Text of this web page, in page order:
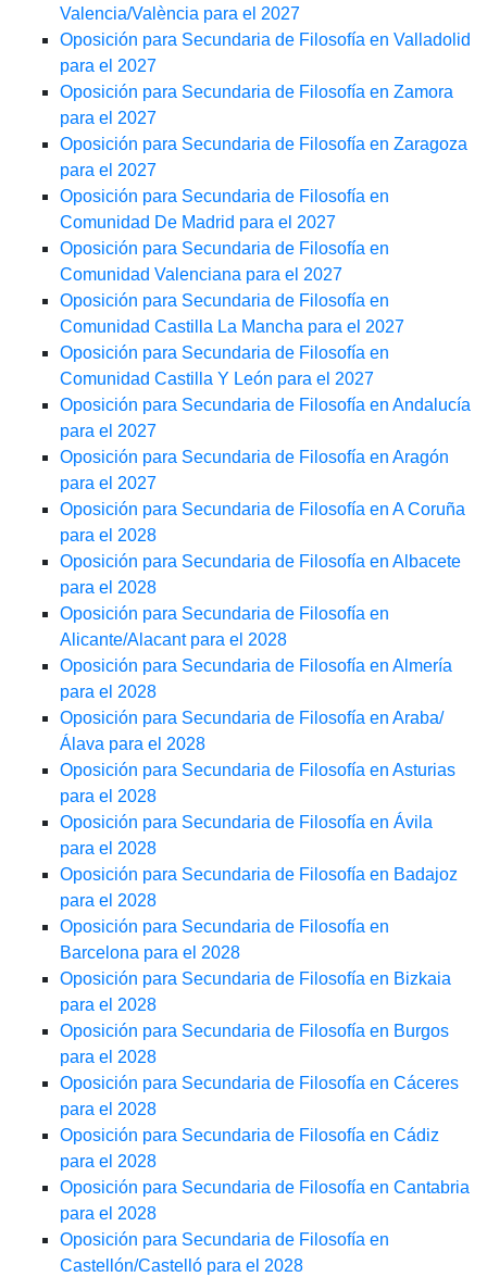
Valencia/València para el 2027
Oposición para Secundaria de Filosofía en Valladolid
para el 2027
Oposición para Secundaria de Filosofía en Zamora
para el 2027
Oposición para Secundaria de Filosofía en Zaragoza
para el 2027
Oposición para Secundaria de Filosofía en
Comunidad De Madrid para el 2027
Oposición para Secundaria de Filosofía en
Comunidad Valenciana para el 2027
Oposición para Secundaria de Filosofía en
Comunidad Castilla La Mancha para el 2027
Oposición para Secundaria de Filosofía en
Comunidad Castilla Y León para el 2027
Oposición para Secundaria de Filosofía en Andalucía
para el 2027
Oposición para Secundaria de Filosofía en Aragón
para el 2027
Oposición para Secundaria de Filosofía en A Coruña
para el 2028
Oposición para Secundaria de Filosofía en Albacete
para el 2028
Oposición para Secundaria de Filosofía en
Alicante/Alacant para el 2028
Oposición para Secundaria de Filosofía en Almería
para el 2028
Oposición para Secundaria de Filosofía en Araba/
Álava para el 2028
Oposición para Secundaria de Filosofía en Asturias
para el 2028
Oposición para Secundaria de Filosofía en Ávila
para el 2028
Oposición para Secundaria de Filosofía en Badajoz
para el 2028
Oposición para Secundaria de Filosofía en
Barcelona para el 2028
Oposición para Secundaria de Filosofía en Bizkaia
para el 2028
Oposición para Secundaria de Filosofía en Burgos
para el 2028
Oposición para Secundaria de Filosofía en Cáceres
para el 2028
Oposición para Secundaria de Filosofía en Cádiz
para el 2028
Oposición para Secundaria de Filosofía en Cantabria
para el 2028
Oposición para Secundaria de Filosofía en
Castellón/Castelló para el 2028